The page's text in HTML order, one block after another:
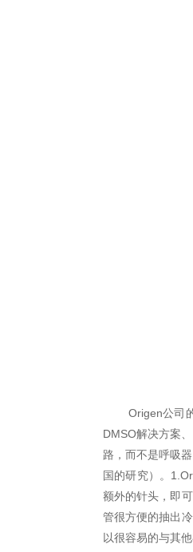
Origen公司
DMSO解决方案
路，而不是呼吸
国的研究）。
额外的针头，即
管很方便的抽出
以很容易的与其